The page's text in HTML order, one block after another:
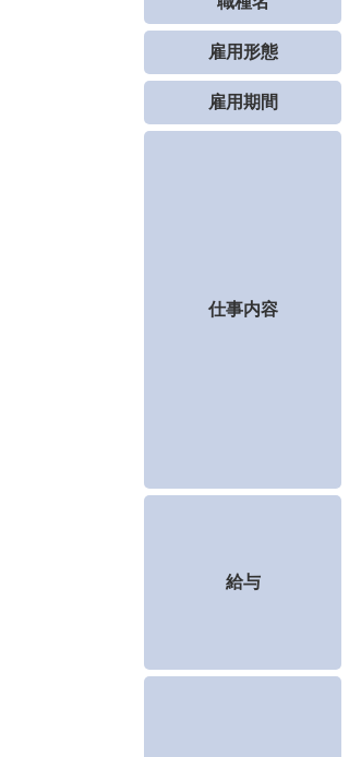
雇用形態
雇用期間
仕事内容
給与